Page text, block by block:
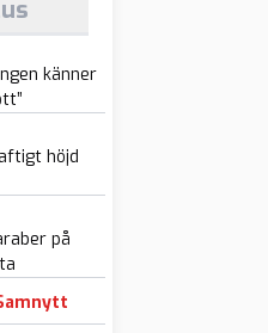
känner
höjd
på